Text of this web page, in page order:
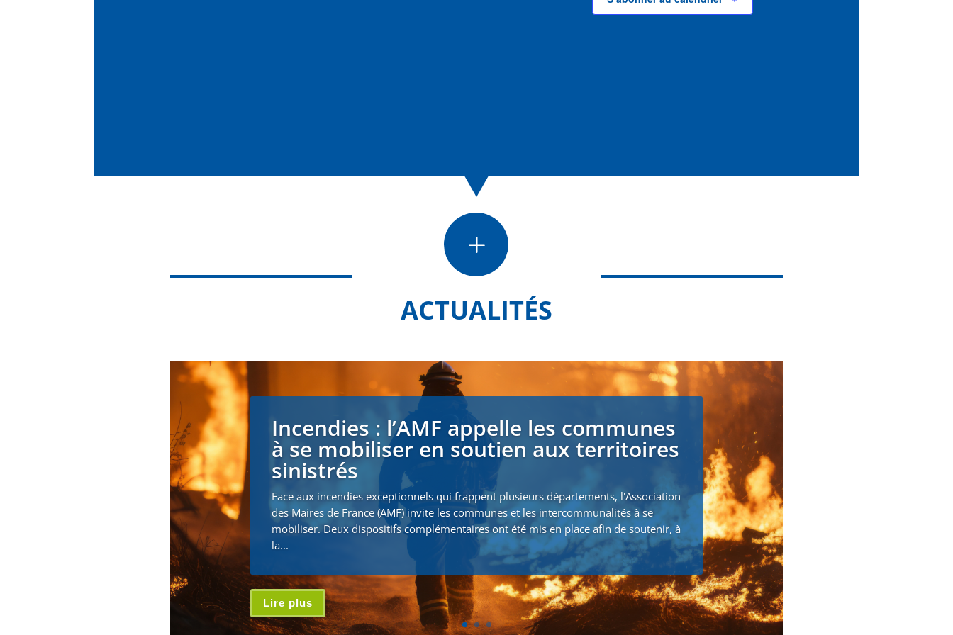
L
ACTUALITÉS
Incendies : l’AMF appelle les communes
à se mobiliser en soutien aux territoires
sinistrés
Face aux incendies exceptionnels qui frappent plusieurs départements, l'Association
des Maires de France (AMF) invite les communes et les intercommunalités à se
mobiliser. Deux dispositifs complémentaires ont été mis en place afin de soutenir, à
la...
Lire plus